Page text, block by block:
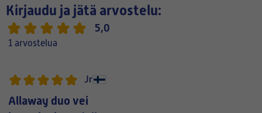
Kirjaudu ja jätä arvostelu:
5,0
1 arvostelua
Jr
Allaway duo vei